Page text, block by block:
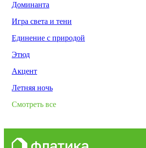
Доминанта
Игра света и тени
Единение с природой
Этюд
Акцент
Летняя ночь
Смотреть все